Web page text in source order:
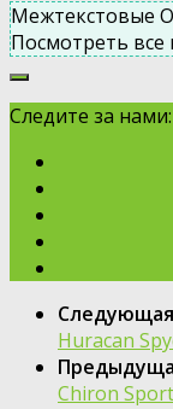
Межтекстовые
Посмотреть
Следите за нами:
Huracan
Chiron